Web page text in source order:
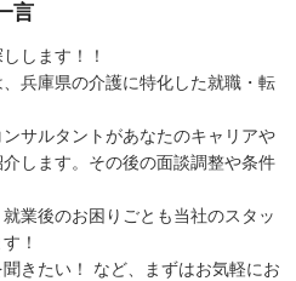
言
します！！
、兵庫県の介護に特化した就職・転
サルタントがあなたのキャリアや
します。その後の面談調整や条件
業後のお困りごとも当社のスタッ
！
きたい！ など、まずはお気軽にお